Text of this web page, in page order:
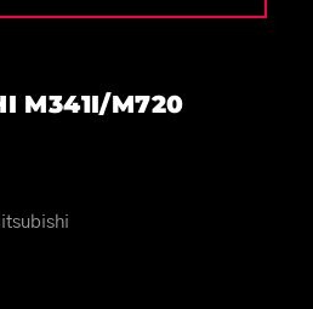
M341I/M720